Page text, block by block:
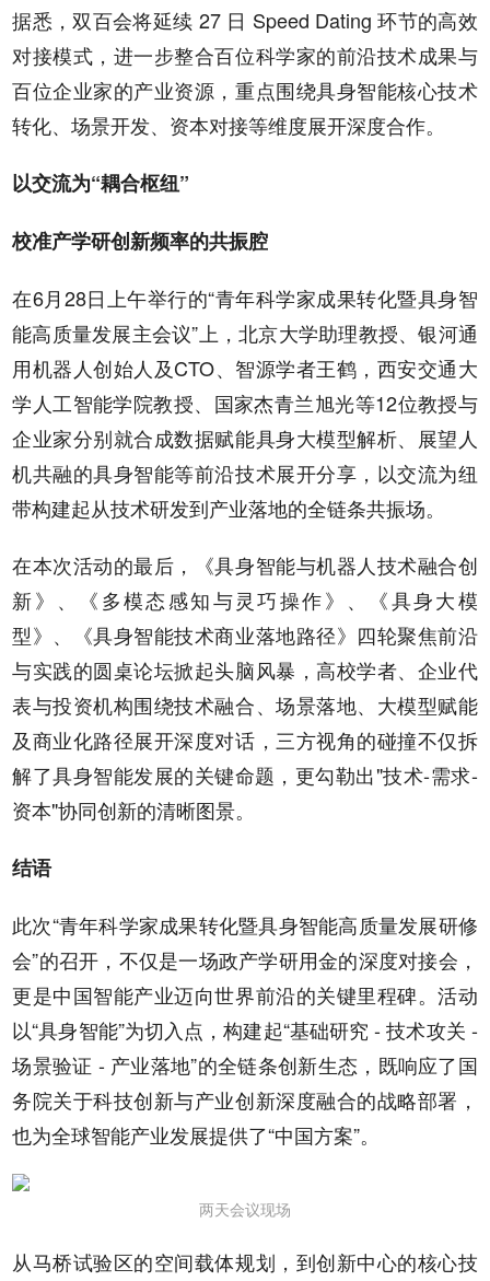
据悉，双百会将延续 27 日 Speed Dating 环节的高效
对接模式，进一步整合百位科学家的前沿技术成果与
百位企业家的产业资源，重点围绕具身智能核心技术
转化、场景开发、资本对接等维度展开深度合作。
以交流为“耦合枢纽”
校准产学研创新频率的共振腔
在6月28日上午举行的“青年科学家成果转化暨具身智
能高质量发展主会议”上，北京大学助理教授、银河通
用机器人创始人及CTO、智源学者王鹤，西安交通大
学人工智能学院教授、国家杰青兰旭光等12位教授与
企业家分别就合成数据赋能具身大模型解析、展望人
机共融的具身智能等前沿技术展开分享，以交流为纽
带构建起从技术研发到产业落地的全链条共振场。
在本次活动的最后，《具身智能与机器人技术融合创
新》、《多模态感知与灵巧操作》、《具身大模
型》、《具身智能技术商业落地路径》四轮聚焦前沿
与实践的圆桌论坛掀起头脑风暴，高校学者、企业代
表与投资机构围绕技术融合、场景落地、大模型赋能
及商业化路径展开深度对话，三方视角的碰撞不仅拆
解了具身智能发展的关键命题，更勾勒出"技术-需求-
资本"协同创新的清晰图景。
结语
此次“青年科学家成果转化暨具身智能高质量发展研修
会”的召开，不仅是一场政产学研用金的深度对接会，
更是中国智能产业迈向世界前沿的关键里程碑。活动
以“具身智能”为切入点，构建起“基础研究 - 技术攻关 -
场景验证 - 产业落地”的全链条创新生态，既响应了国
务院关于科技创新与产业创新深度融合的战略部署，
也为全球智能产业发展提供了“中国方案”。
两天会议现场
从马桥试验区的空间载体规划，到创新中心的核心技